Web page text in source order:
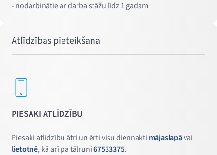
- nodarbinātie ar darba stāžu līdz 1 gadam
Atlīdzības pieteikšana
PIESAKI ATLĪDZĪBU
Piesaki atlīdzību ātri un ērti visu diennakti mājaslapāvai
lietotnē, kā arī pa tālruni67533375.